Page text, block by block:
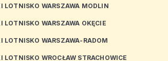
LOTNISKO WARSZAWA MODLIN
LOTNISKO WARSZAWA OKĘCIE
LOTNISKO WARSZAWA-RADOM
LOTNISKO WROCŁAW STRACHOWICE